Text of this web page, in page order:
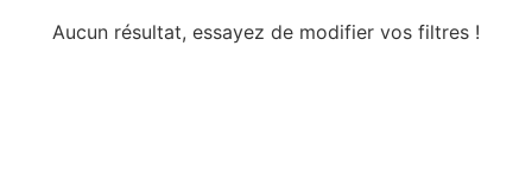
Aucun résultat, essayez de modifier vos filtres !